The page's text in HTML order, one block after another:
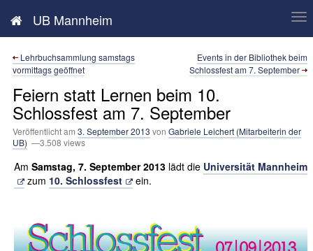
UB Mannheim
Neues aus der UB Mannheim
Lehrbuchsammlung samstags
vormittags geöffnet
Events in der Bibliothek beim
Schlossfest am 7. September
Feiern statt Lernen beim 10.
Schlossfest am 7. September
Veröffentlicht am 3. September 2013 von Gabriele Leichert (Mitarbeiterin der
UB) —3.508 views
Am Samstag, 7. September 2013 lädt die Universität Mannheim
zum 10. Schlossfest ein.